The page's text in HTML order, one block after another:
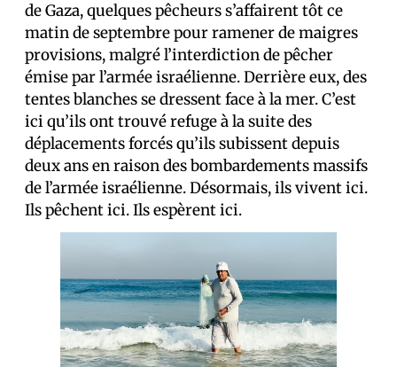
de Gaza, quelques pêcheurs s’affairent tôt ce
matin de septembre pour ramener de maigres
provisions, malgré l’interdiction de pêcher
émise par l’armée israélienne. Derrière eux, des
tentes blanches se dressent face à la mer. C’est
ici qu’ils ont trouvé refuge à la suite des
déplacements forcés qu’ils subissent depuis
deux ans en raison des bombardements massifs
de l’armée israélienne. Désormais, ils vivent ici.
Ils pêchent ici. Ils espèrent ici.